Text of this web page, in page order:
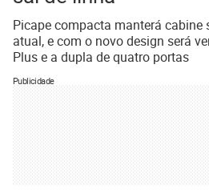
Picape compacta manterá cabine
atual, e com o novo design será
Plus e a dupla de quatro portas
Publicidade